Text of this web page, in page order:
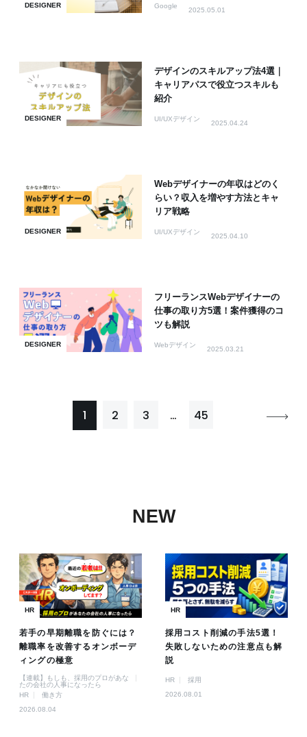
DESIGNER Google
2025.05.01
DESIGNER
デザインのスキルアップ法4選｜
キャリアパスで役立つスキルも
紹介
UI/UXデザイン
2025.04.24
DESIGNER
Webデザイナーの年収はどのく
らい？収入を増やす方法とキャ
リア戦略
UI/UXデザイン
2025.04.10
DESIGNER
フリーランスWebデザイナーの
仕事の取り方5選！案件獲得のコ
ツも解説
Webデザイン
2025.03.21
1 2 3 … 45
NEW
HR
若手の早期離職を防ぐには？
離職率を改善するオンボーデ
ィングの極意
【連載】もしも、採用のプロがあな
たの会社の人事になったら
HR
働き方
2026.08.04
HR
採用コスト削減の手法5選！
失敗しないための注意点も解
説
HR
採用
2026.08.01